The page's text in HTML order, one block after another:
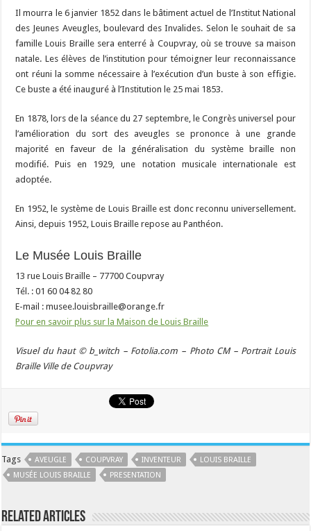
Il mourra le 6 janvier 1852 dans le bâtiment actuel de l’Institut National
des Jeunes Aveugles, boulevard des Invalides. Selon le souhait de sa
famille Louis Braille sera enterré à Coupvray, où se trouve sa maison
natale. Les élèves de l’institution pour témoigner leur reconnaissance
ont réuni la somme nécessaire à l’exécution d’un buste à son effigie.
Ce buste a été inauguré à l’Institution le 25 mai 1853.
En 1878, lors de la séance du 27 septembre, le Congrès universel pour
l’amélioration du sort des aveugles se prononce à une grande
majorité en faveur de la généralisation du système braille non
modifié. Puis en 1929, une notation musicale internationale est
adoptée.
En 1952, le système de Louis Braille est donc reconnu universellement.
Ainsi, depuis 1952, Louis Braille repose au Panthéon.
Le Musée Louis Braille
13 rue Louis Braille – 77700 Coupvray
Tél. : 01 60 04 82 80
E-mail : musee.louisbraille@orange.fr
Pour en savoir plus sur la Maison de Louis Braille
Visuel du haut © b_witch – Fotolia.com – Photo CM – Portrait Louis
Braille Ville de Coupvray
Tags AVEUGLE COUPVRAY INVENTEUR
LOUIS BRAILLE
MUSÉE LOUIS BRAILLE
PRESENTATION
Related Articles